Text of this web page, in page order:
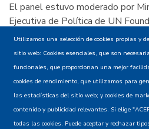
El panel estuvo moderado por
Ejecutiva de Política de UN
participación del señor Courtney
Representante Permanente de
Unidas; la señora Cristina Duarte,
Planeación y Administración
Señor Admasu Nebebe, Ministro
Cooperación Económica de
Utilizamos una selección de cookies propias y
sitio web: Cookies esenciales, que son
funcionales, que proporcionan una mejor
cookies de rendimiento, que utilizamos para
las estadísticas del sitio web; y cookies de
contenido y publicidad relevantes. Si elige
todas las cookies. Puede aceptar y rechazar